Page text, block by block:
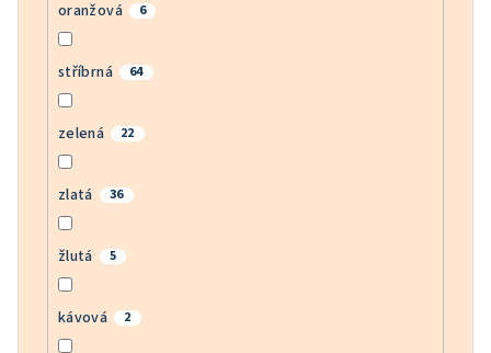
oranžová 6
stříbrná 64
zelená 22
zlatá 36
žlutá 5
kávová 2